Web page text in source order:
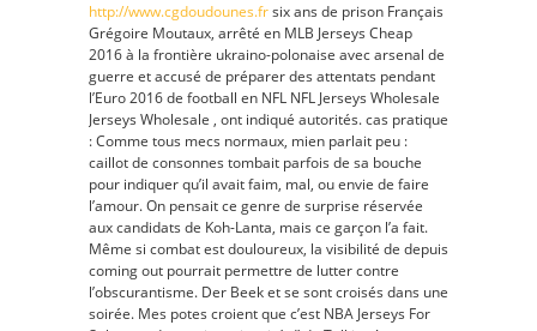
http://www.cgdoudounes.frsix ans de prison Français
Grégoire Moutaux, arrêté en MLB Jerseys Cheap
2016 à la frontière ukraino-polonaise avec arsenal de
guerre et accusé de préparer des attentats pendant
l’Euro 2016 de football en NFL NFL Jerseys Wholesale
Jerseys Wholesale , ont indiqué autorités. cas pratique
: Comme tous mecs normaux, mien parlait peu :
caillot de consonnes tombait parfois de sa bouche
pour indiquer qu’il avait faim, mal, ou envie de faire
l’amour. On pensait ce genre de surprise réservée
aux candidats de Koh-Lanta, mais ce garçon l’a fait.
Même si combat est douloureux, la visibilité de depuis
coming out pourrait permettre de lutter contre
l’obscurantisme. Der Beek et se sont croisés dans une
soirée. Mes potes croient que c’est NBA Jerseys For